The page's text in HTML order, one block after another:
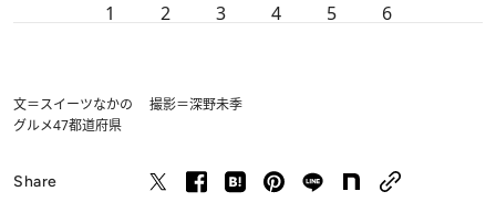
1 2 3 4 5 6
文＝スイーツなかの 撮影＝深野未季
グルメ47都道府県
Share